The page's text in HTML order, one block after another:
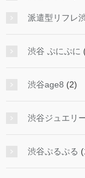
派遣型リフレ
渋谷 ぷにぷに
渋谷age8 (2)
渋谷ジュエリ
渋谷ぷるぷる